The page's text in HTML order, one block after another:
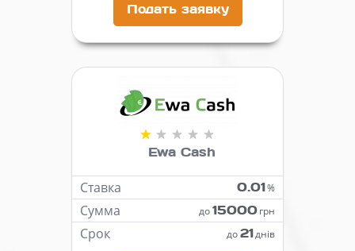
Подать заявку
Ewa Cash
Ставка 0.01%
Сумма до15000грн
Срок до21днів